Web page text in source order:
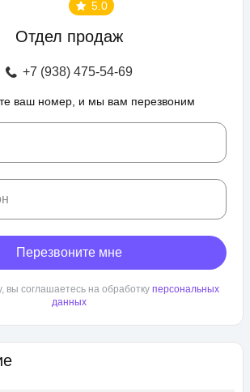
и спортивные площадки,
спроектирован бульвар и
крытый и гостевой паркинг.
в районе «Губернский». Внешняя
в пешей доступности: школа,
поликлиника, салоны красоты. До
— 25 минут транспортом.
5.0
Отдел продаж
+7 (938) 475-54-69
ваш номер, и мы вам перезвоним
Перезвоните мне
вы соглашаетесь на обработку персональных
данных